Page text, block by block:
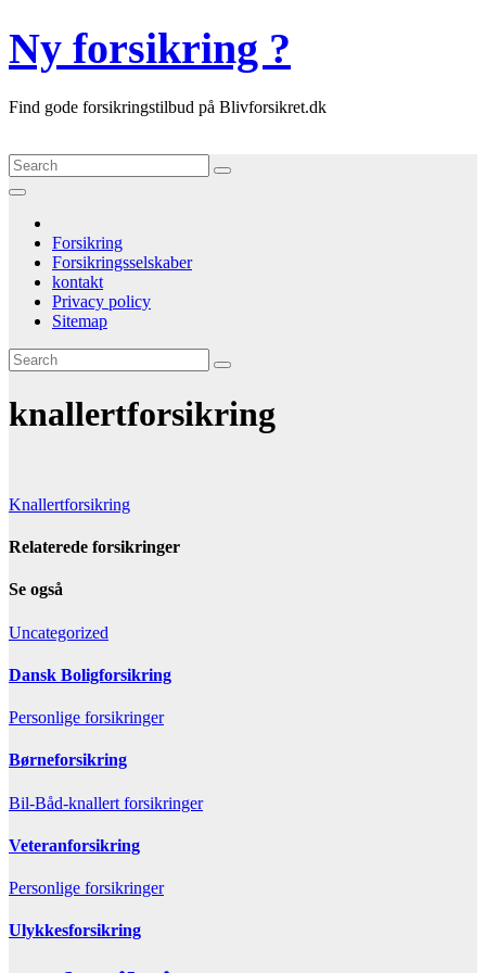
Skip
to
content
Ny forsikring ?
Find gode forsikringstilbud på Blivforsikret.dk
Forsikring
Forsikringsselskaber
kontakt
Privacy policy
Sitemap
knallertforsikring
Indlægsnavigation
Knallertforsikring
Relaterede forsikringer
Se også
Uncategorized
Dansk Boligforsikring
Personlige forsikringer
Børneforsikring
Bil-Båd-knallert forsikringer
Veteranforsikring
Personlige forsikringer
Ulykkesforsikring